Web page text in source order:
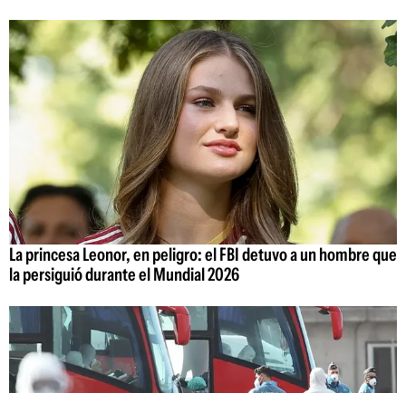
La princesa Leonor, en peligro: el FBI detuvo a un hombre que
la persiguió durante el Mundial 2026